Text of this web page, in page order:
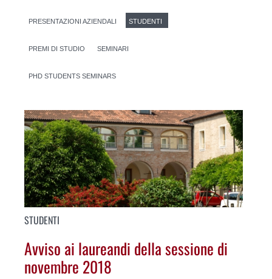
PRESENTAZIONI AZIENDALI STUDENTI
PREMI DI STUDIO SEMINARI
PHD STUDENTS SEMINARS
STUDENTI
Avviso ai laureandi della sessione di
novembre 2018